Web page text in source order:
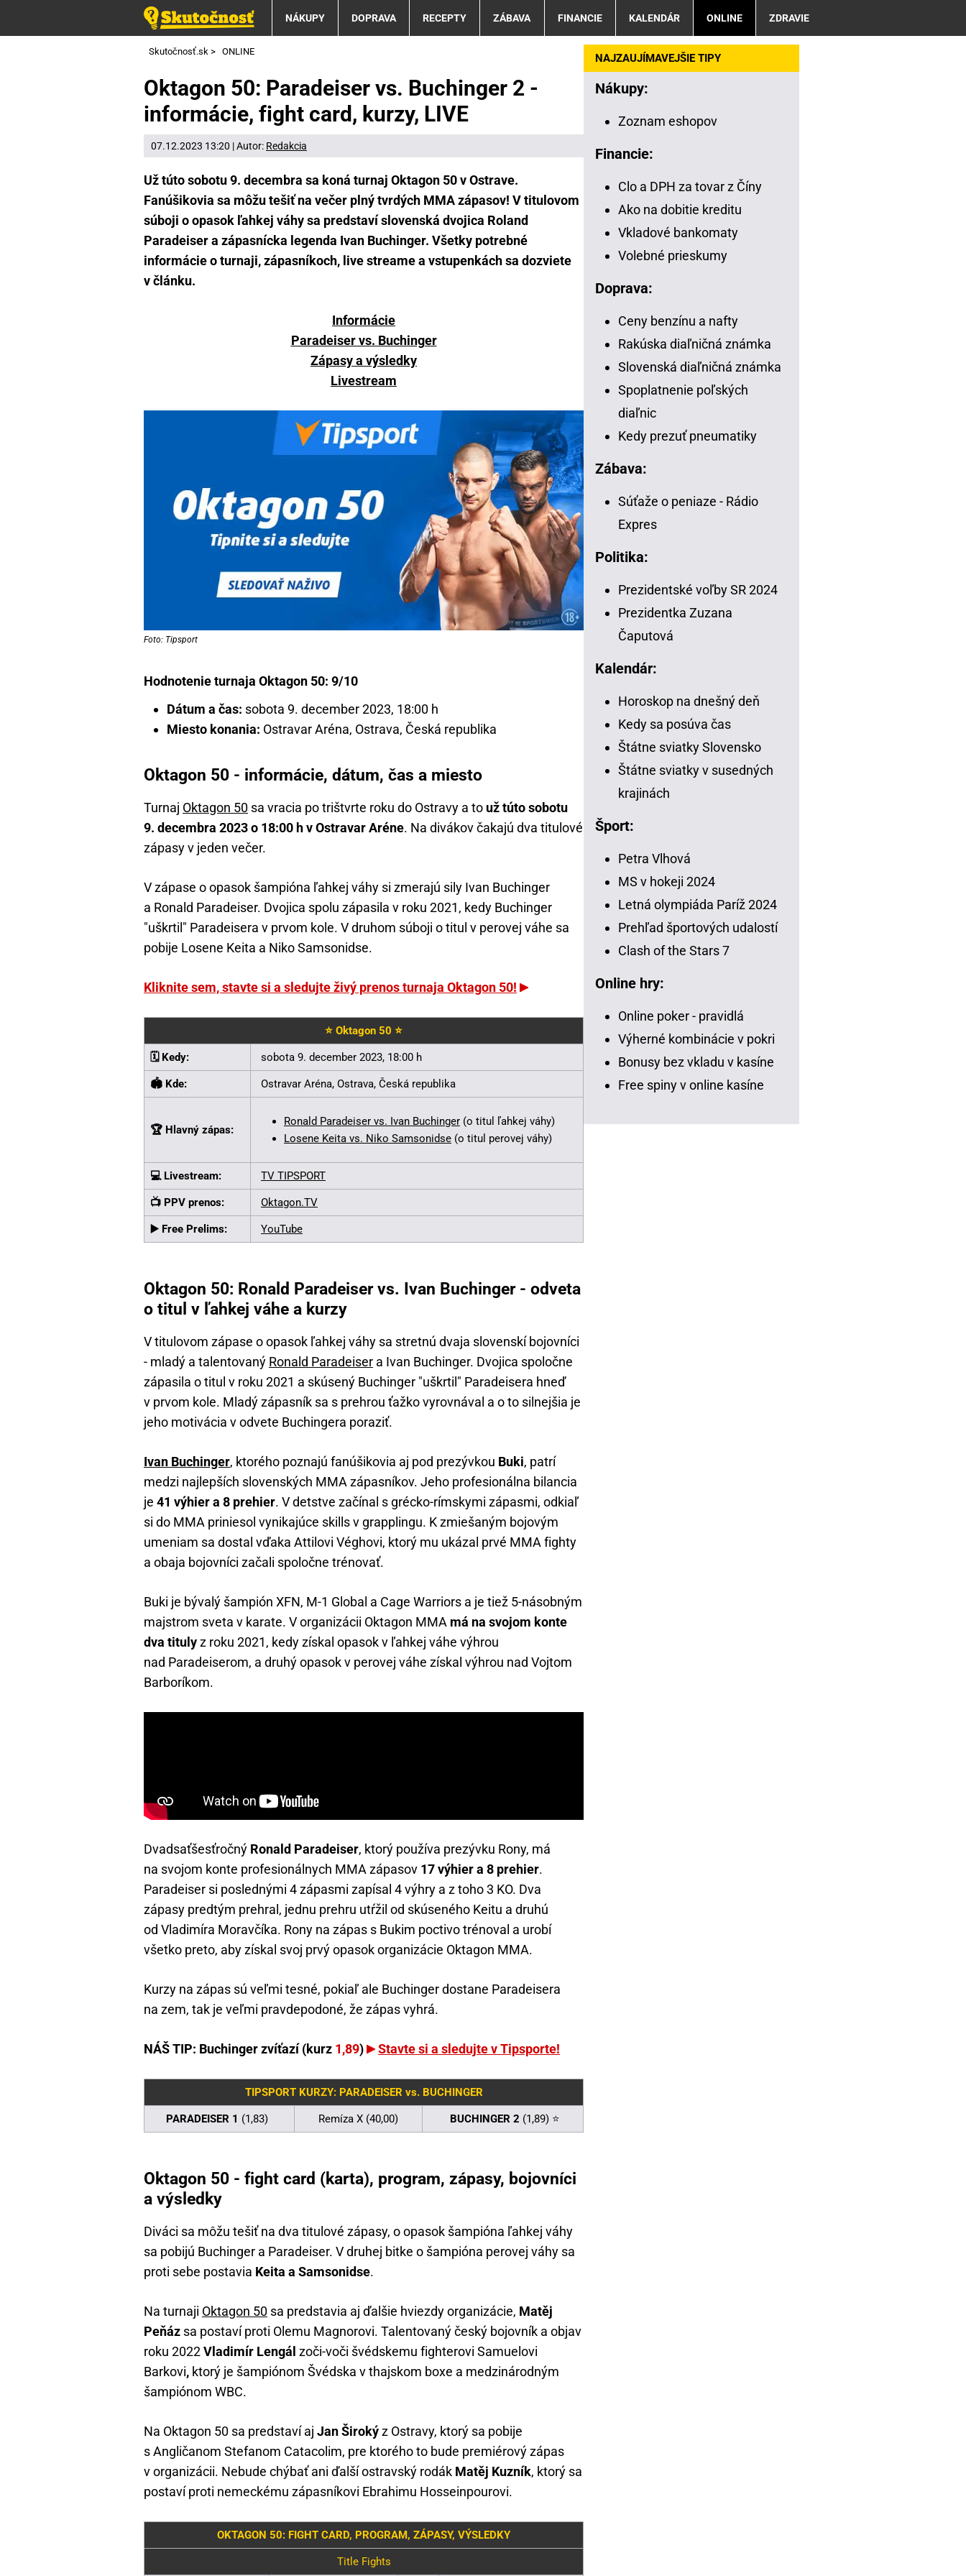
NÁKUPY DOPRAVA RECEPTY ZÁBAVA FINANCIE KALENDÁR ONLINE ZDRAVIE
Skutočnosť.sk > ONLINE
Oktagon 50: Paradeiser vs. Buchinger 2 -
informácie, fight card, kurzy, LIVE
07.12.2023 13:20 | Autor: Redakcia
Už túto sobotu 9. decembra sa koná turnaj Oktagon 50 v Ostrave.
Fanúšikovia sa môžu tešiť na večer plný tvrdých MMA zápasov! V titulovom
súboji o opasok ľahkej váhy sa predstaví slovenská dvojica Roland
Paradeiser a zápasnícka legenda Ivan Buchinger. Všetky potrebné
informácie o turnaji, zápasníkoch, live streame a vstupenkách sa dozviete
v článku.
Informácie
Paradeiser vs. Buchinger
Zápasy a výsledky
Livestream
Foto: Tipsport
Hodnotenie turnaja Oktagon 50: 9/10
Dátum a čas: sobota 9. december 2023, 18:00 h
Miesto konania: Ostravar Aréna, Ostrava, Česká republika
Oktagon 50 - informácie, dátum, čas a miesto
Turnaj Oktagon 50 sa vracia po trištvrte roku do Ostravy a to už túto sobotu
9. decembra 2023 o 18:00 h v Ostravar Aréne. Na divákov čakajú dva titulové
zápasy v jeden večer.
V zápase o opasok šampióna ľahkej váhy si zmerajú sily Ivan Buchinger
a Ronald Paradeiser. Dvojica spolu zápasila v roku 2021, kedy Buchinger
"uškrtil" Paradeisera v prvom kole. V druhom súboji o titul v perovej váhe sa
pobije Losene Keita a Niko Samsonidse.
Kliknite sem, stavte si a sledujte živý prenos turnaja Oktagon 50!
⭐ Oktagon 50 ⭐
🗓️ Kedy: sobota 9. december 2023, 18:00 h
🏟️ Kde: Ostravar Aréna, Ostrava, Česká republika
🏆 Hlavný zápas:
Ronald Paradeiser vs. Ivan Buchinger (o titul ľahkej váhy)
Losene Keita vs. Niko Samsonidse (o titul perovej váhy)
💻 Livestream: TV TIPSPORT
📺 PPV prenos: Oktagon.TV
▶️ Free Prelims: YouTube
Oktagon 50: Ronald Paradeiser vs. Ivan Buchinger - odveta
o titul v ľahkej váhe a kurzy
V titulovom zápase o opasok ľahkej váhy sa stretnú dvaja slovenskí bojovníci
- mladý a talentovaný Ronald Paradeiser a Ivan Buchinger. Dvojica spoločne
zápasila o titul v roku 2021 a skúsený Buchinger "uškrtil" Paradeisera hneď
v prvom kole. Mladý zápasník sa s prehrou ťažko vyrovnával a o to silnejšia je
jeho motivácia v odvete Buchingera poraziť.
Ivan Buchinger, ktorého poznajú fanúšikovia aj pod prezývkou Buki, patrí
medzi najlepších slovenských MMA zápasníkov. Jeho profesionálna bilancia
je 41 výhier a 8 prehier. V detstve začínal s grécko-rímskymi zápasmi, odkiaľ
si do MMA priniesol vynikajúce skills v grapplingu. K zmiešaným bojovým
umeniam sa dostal vďaka Attilovi Véghovi, ktorý mu ukázal prvé MMA fighty
a obaja bojovníci začali spoločne trénovať.
Buki je bývalý šampión XFN, M-1 Global a Cage Warriors a je tiež 5-násobným
majstrom sveta v karate. V organizácii Oktagon MMA má na svojom konte
dva titulyz roku 2021, kedy získal opasok v ľahkej váhe výhrou
nad Paradeiserom, a druhý opasok v perovej váhe získal výhrou nad Vojtom
Barboríkom.
Dvadsaťšesťročný Ronald Paradeiser, ktorý používa prezývku Rony, má
na svojom konte profesionálnych MMA zápasov 17 výhier a 8 prehier.
Paradeiser si poslednými 4 zápasmi zapísal 4 výhry a z toho 3 KO. Dva
zápasy predtým prehral, jednu prehru utŕžil od skúseného Keitu a druhú
od Vladimíra Moravčíka. Rony na zápas s Bukim poctivo trénoval a urobí
všetko preto, aby získal svoj prvý opasok organizácie Oktagon MMA.
Kurzy na zápas sú veľmi tesné, pokiaľ ale Buchinger dostane Paradeisera
na zem, tak je veľmi pravdepodoné, že zápas vyhrá.
NÁŠ TIP: Buchinger zvíťazí (kurz 1,89) Stavte si a sledujte v Tipsporte!
TIPSPORT KURZY: PARADEISER vs. BUCHINGER
PARADEISER 1 (1,83) Remíza X (40,00) BUCHINGER 2 (1,89) ⭐
Oktagon 50 - fight card (karta), program, zápasy, bojovníci
a výsledky
Diváci sa môžu tešiť na dva titulové zápasy, o opasok šampióna ľahkej váhy
sa pobijú Buchinger a Paradeiser. V druhej bitke o šampióna perovej váhy sa
proti sebe postavia Keita a Samsonidse.
Na turnaji Oktagon 50 sa predstavia aj ďalšie hviezdy organizácie, Matěj
Peňáz sa postaví proti Olemu Magnorovi. Talentovaný český bojovník a objav
roku 2022Vladimír Lengál zoči-voči švédskemu fighterovi Samuelovi
Barkovi, ktorý je šampiónom Švédska v thajskom boxe a medzinárodným
šampiónom WBC.
Na Oktagon 50 sa predstaví aj Jan Širokýz Ostravy, ktorý sa pobije
s Angličanom Stefanom Catacolim, pre ktorého to bude premiérový zápas
v organizácii. Nebude chýbať ani ďalší ostravský rodák Matěj Kuzník, ktorý sa
postaví proti nemeckému zápasníkovi Ebrahimu Hosseinpourovi.
OKTAGON 50: FIGHT CARD, PROGRAM, ZÁPASY, VÝSLEDKY
Title Fights
NAJZAUJÍMAVEJŠIE TIPY
Nákupy:
Zoznam eshopov
Financie:
Clo a DPH za tovar z Číny
Ako na dobitie kreditu
Vkladové bankomaty
Volebné prieskumy
Doprava:
Ceny benzínu a nafty
Rakúska diaľničná známka
Slovenská diaľničná známka
Spoplatnenie poľských
diaľnic
Kedy prezuť pneumatiky
Zábava:
Súťaže o peniaze - Rádio
Expres
Politika:
Prezidentské voľby SR 2024
Prezidentka Zuzana
Čaputová
Kalendár:
Horoskop na dnešný deň
Kedy sa posúva čas
Štátne sviatky Slovensko
Štátne sviatky v susedných
krajinách
Šport:
Petra Vlhová
MS v hokeji 2024
Letná olympiáda Paríž 2024
Prehľad športových udalostí
Clash of the Stars 7
Online hry:
Online poker - pravidlá
Výherné kombinácie v pokri
Bonusy bez vkladu v kasíne
Free spiny v online kasíne